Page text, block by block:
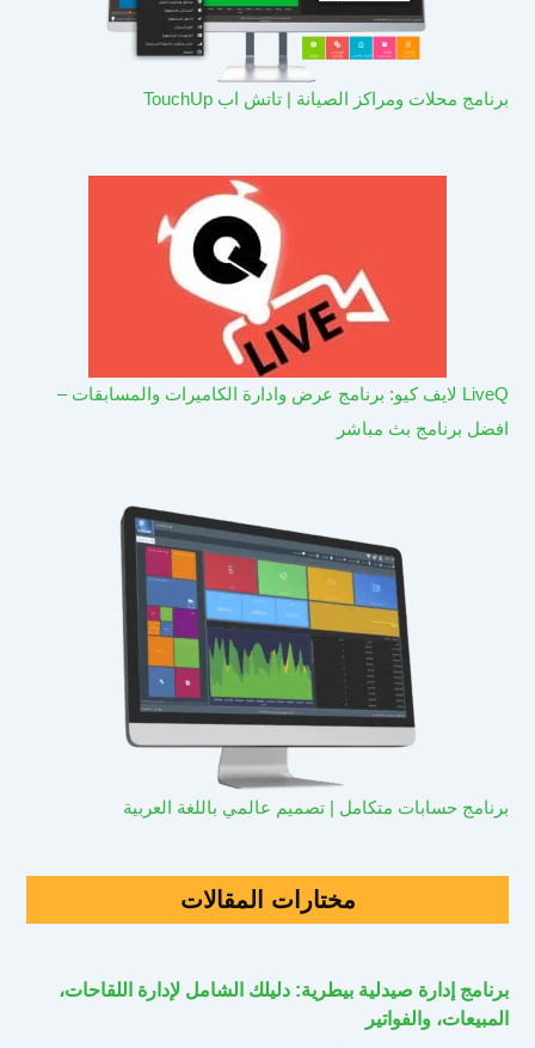
برنامج محلات ومراكز الصيانة | تاتش اب TouchUp
LiveQ لايف كيو: برنامج عرض وادارة الكاميرات والمسابقات –
افضل برنامج بث مباشر
برنامج حسابات متكامل | تصميم عالمي باللغة العربية
مختارات المقالات
برنامج إدارة صيدلية بيطرية: دليلك الشامل لإدارة اللقاحات،
المبيعات، والفواتير